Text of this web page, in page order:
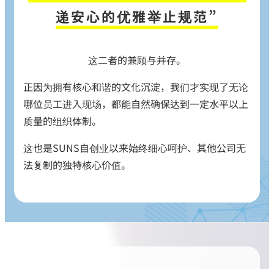
递安心的优雅举止规范”
这二者的兼顾与并存。
正因为拥有核心和谐的文化沉淀，我们才实现了无论
哪位员工进入现场，都能自然确保达到一定水平以上
质量的组织体制。
这也是SUNS自创业以来始终细心呵护、其他公司无
法复制的独特核心价值。